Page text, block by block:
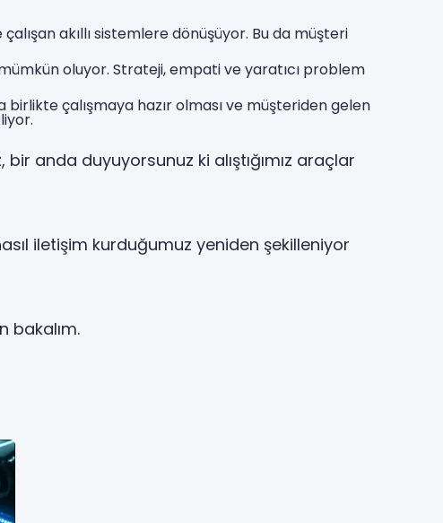
akıllı sistemlere dönüşüyor. Bu da müşteri
oluyor. Strateji, empati ve yaratıcı problem
çalışmaya hazır olması ve müşteriden gelen
anda duyuyorsunuz ki alıştığımız araçlar
iletişim kurduğumuz yeniden şekilleniyor
bakalım.